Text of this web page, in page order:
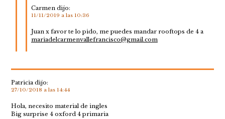
Carmen dijo:
11/11/2019 a las 10:36
Juan x favor te lo pido, me puedes mandar rooftops de 4 a
mariadelcarmenvallefrancisco@gmail.com
Patricia dijo:
27/10/2018 a las 14:44
Hola, necesito material de ingles
Big surprise 4 oxford 4 primaria